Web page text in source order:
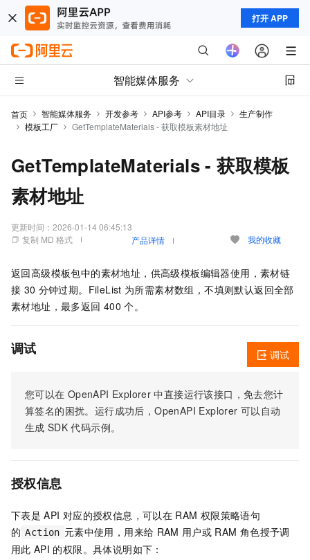
打开 APP
智能媒体服务
首页 智能媒体服务 开发参考 API参考 API目录
生产制作
模板工厂
GetTemplateMaterials - 获取模板素材地址
GetTemplateMaterials - 获取模板
素材地址
更新时间： 2026-01-14 06:45:13
复制 MD 格式
产品详情 我的收藏
返回高级模板包中的素材地址，供高级模板编辑器使用，素材链
接 30 分钟过期。FileList 为所需素材数组，不填则默认返回全部
素材地址，最多返回 400 个。
调试
您可以在 OpenAPI Explorer 中直接运行该接口，免去您计
算签名的困扰。运行成功后，OpenAPI Explorer 可以自动
生成 SDK 代码示例。
调试
授权信息
下表是 API 对应的授权信息，可以在 RAM 权限策略语句
的 Action 元素中使用，用来给 RAM 用户或 RAM 角色授予调
用此 API 的权限。具体说明如下：